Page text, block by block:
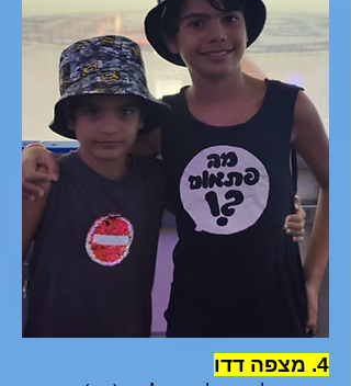
4. מצפה דדו